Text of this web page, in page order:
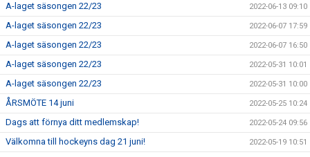
A-laget säsongen 22/23 2022-06-13 09:10
A-laget säsongen 22/23 2022-06-07 17:59
A-laget säsongen 22/23 2022-06-07 16:50
A-laget säsongen 22/23 2022-05-31 10:01
A-laget säsongen 22/23 2022-05-31 10:00
ÅRSMÖTE 14 juni 2022-05-25 10:24
Dags att förnya ditt medlemskap! 2022-05-24 09:56
Välkomna till hockeyns dag 21 juni! 2022-05-19 10:51